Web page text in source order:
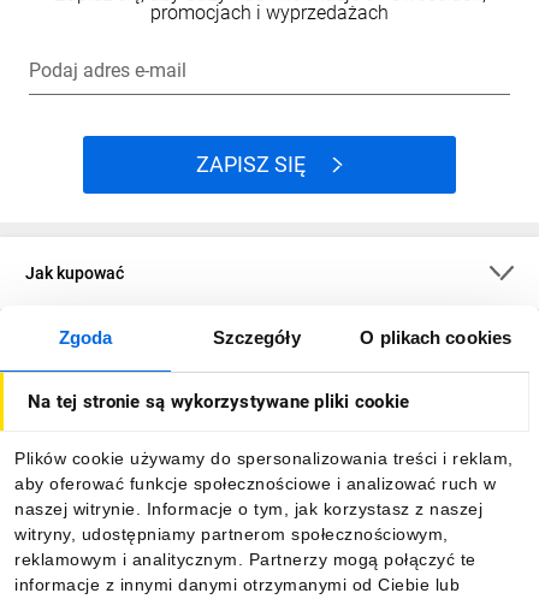
Zgoda Szczegóły O plikach cookies
Na tej stronie są wykorzystywane pliki cookie
Plików cookie używamy do spersonalizowania treści i reklam,
aby oferować funkcje społecznościowe i analizować ruch w
naszej witrynie. Informacje o tym, jak korzystasz z naszej
witryny, udostępniamy partnerom społecznościowym,
reklamowym i analitycznym. Partnerzy mogą połączyć te
informacje z innymi danymi otrzymanymi od Ciebie lub
promocjach i wyprzedażach
Podaj adres e-mail
ZAPISZ SIĘ
Jak kupować
O firmie
Informacje
Pobierz naszą aplikację mobilną: